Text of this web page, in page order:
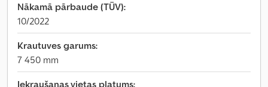
Nākamā pārbaude (TÜV):
10/2022
Krautuves garums:
7 450 mm
Iekraušanas vietas platums: